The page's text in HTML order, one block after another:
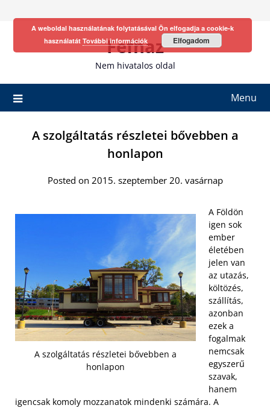
Fefhaz
Nem hivatalos oldal
Menu
A szolgáltatás részletei bővebben a
honlapon
Posted on 2015. szeptember 20. vasárnap
A szolgáltatás részletei bővebben a
honlapon
A Földön
igen sok
ember
életében
jelen van
az utazás,
költözés,
szállítás,
azonban
ezek a
fogalmak
nemcsak
egyszerű
szavak,
hanem
igencsak komoly mozzanatok mindenki számára. A
A weboldal használatának folytatásával Ön elfogadja a cookie-k
használatát További információk Elfogadom